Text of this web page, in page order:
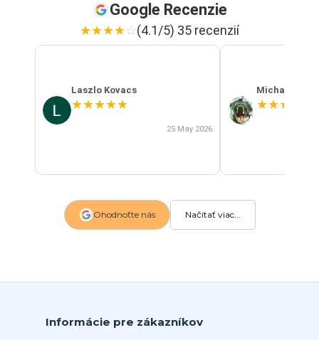
Google Recenzie
★★★★☆(4.1/5) 35 recenzií
Laszlo Kovacs
★★★★★
25 May 2026
Michal Szabo
★★★
Ohodnoťte nás Načítať viac...
Informácie pre zákazníkov